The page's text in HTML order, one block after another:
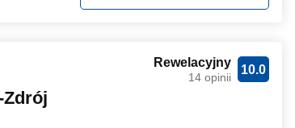
Zdrój
10.0
Rewelacyjny
14 opinii